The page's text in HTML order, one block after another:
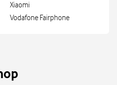
Xiaomi
Vodafone Fairphone